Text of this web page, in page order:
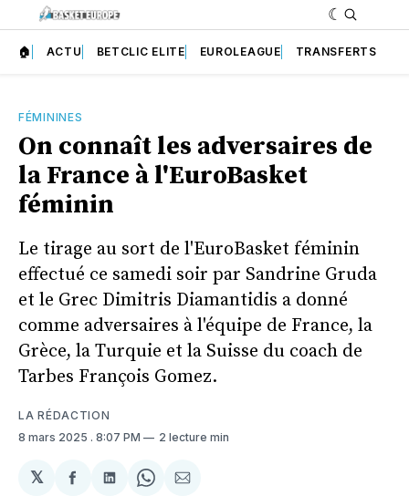
🏠 ACTU BETCLIC ELITE EUROLEAGUE TRANSFERTS
FÉMININES
On connaît les adversaires de
la France à l'EuroBasket
féminin
Le tirage au sort de l'EuroBasket féminin
effectué ce samedi soir par Sandrine Gruda
et le Grec Dimitris Diamantidis a donné
comme adversaires à l'équipe de France, la
Grèce, la Turquie et la Suisse du coach de
Tarbes François Gomez.
LA RÉDACTION
8 mars 2025 . 8:07 PM 2 lecture min
𝕏
PartagerPartager
SharePartager